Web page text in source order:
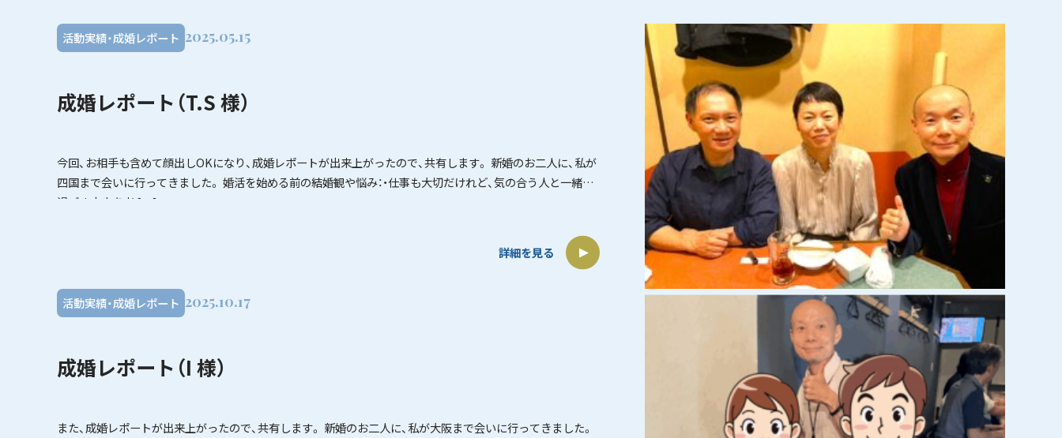
活動実績・成婚レポート 2025.05.15
成婚レポート（T.S 様）
今回、お相手も含めて顔出しOKになり、成婚レポートが出来上がったので、共有します。 新婚のお二人に、私が
四国まで会いに行ってきました。 婚活を始める前の結婚観や悩み：・仕事も大切だけれど、気の合う人と一緒に
過ごす未来を考 […]
詳細を見る
活動実績・成婚レポート 2025.10.17
成婚レポート（I 様）
また、成婚レポートが出来上がったので、共有します。 新婚のお二人に、私が大阪まで会いに行ってきました。